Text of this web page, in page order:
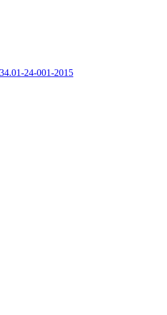
24-001-2015